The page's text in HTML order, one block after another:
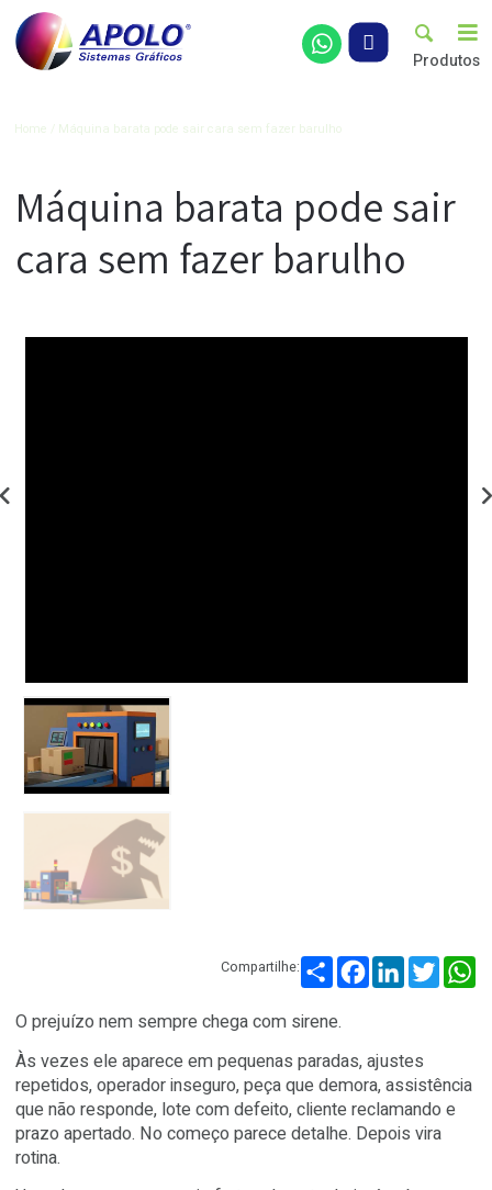
Artigos
Máquina barata pode
cara sem fazer barulho
Compartilhar
Facebook
Compartilhe:
O prejuízo nem sempre chega com sirene.